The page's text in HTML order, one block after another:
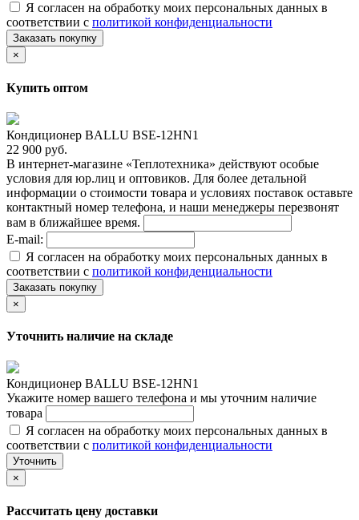
Я согласен на обработку моих персональных данных в
соответствии с политикой конфиденциальности
Заказать покупку
×
Купить оптом
Кондиционер BALLU BSE-12HN1
22 900 руб.
В интернет-магазине «Теплотехника» действуют особые
условия для юр.лиц и оптовиков. Для более детальной
информации о стоимости товара и условиях поставок оставьте
контактный номер телефона, и наши менеджеры перезвонят
вам в ближайшее время.
E-mail:
Я согласен на обработку моих персональных данных в
соответствии с политикой конфиденциальности
Заказать покупку
×
Уточнить наличие на складе
Кондиционер BALLU BSE-12HN1
Укажите номер вашего телефона и мы уточним наличие
товара
Я согласен на обработку моих персональных данных в
соответствии с политикой конфиденциальности
Уточнить
×
Рассчитать цену доставки